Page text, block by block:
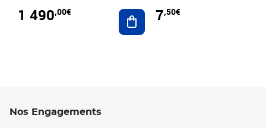
1 490,00€ Ajouter au panier
7,50€
Nos Engagements